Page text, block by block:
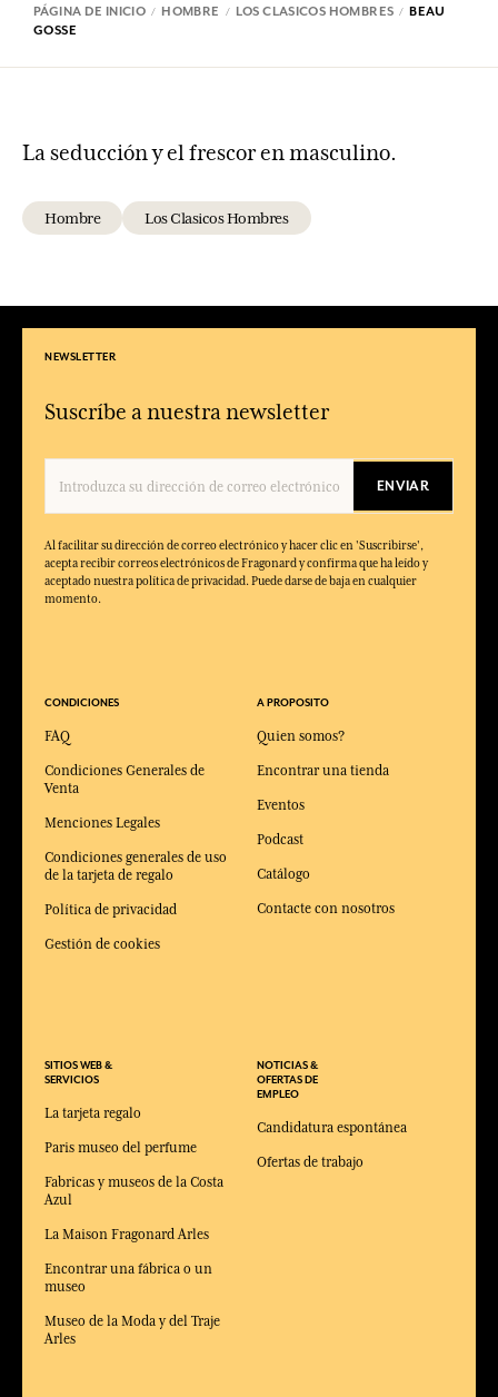
PÁGINA DE INICIO HOMBRE LOS CLASICOS HOMBRES
BEAU
GOSSE
La seducción y el frescor en masculino.
Hombre Los Clasicos Hombres
NEWSLETTER
Suscríbe a nuestra newsletter
ENVIAR
Al facilitar su dirección de correo electrónico y hacer clic en 'Suscribirse',
acepta recibir correos electrónicos de Fragonard y confirma que ha leído y
aceptado nuestra política de privacidad. Puede darse de baja en cualquier
momento.
CONDICIONES
FAQ
Condiciones Generales de
Venta
Menciones Legales
Condiciones generales de uso
de la tarjeta de regalo
Política de privacidad
Gestión de cookies
SITIOS WEB &
SERVICIOS
La tarjeta regalo
Paris museo del perfume
Fabricas y museos de la Costa
Azul
La Maison Fragonard Arles
Encontrar una fábrica o un
museo
Museo de la Moda y del Traje
Arles
A PROPOSITO
Quien somos?
Encontrar una tienda
Eventos
Podcast
Catálogo
Contacte con nosotros
NOTICIAS &
OFERTAS DE
EMPLEO
Candidatura espontánea
Ofertas de trabajo